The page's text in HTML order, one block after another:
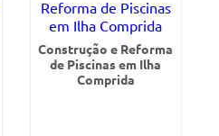
Construção e Reforma
de Piscinas em Ilha
Comprida